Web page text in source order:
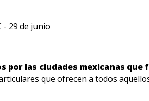
- 29 de junio
por las ciudades mexicanas que
que ofrecen a todos